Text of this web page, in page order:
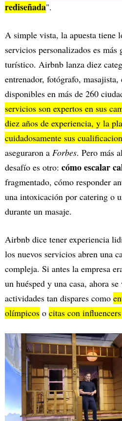
rediseñada".
A simple vista, la apuesta tiene
servicios personalizados es
turístico. Airbnb lanza diez
entrenador, fotógrafo,
disponibles en más de 260
servicios son expertos en sus
diez años de experiencia, y la
cuidadosamente sus
aseguraron a Forbes. Pero más
desafío es otro: cómo escalar
fragmentado, cómo responder
una intoxicación por catering o
durante un masaje.
Airbnb dice tener experiencia
los nuevos servicios abren una
compleja. Si antes la empresa
un huésped y una casa, ahora
actividades tan dispares como
olímpicos o citas con